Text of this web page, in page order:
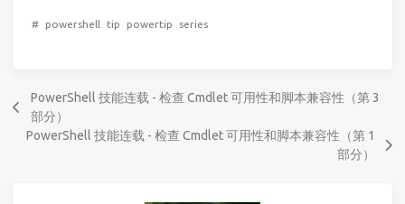
# powershell tip powertip series
PowerShell 技能连载 - 检查 Cmdlet 可用性和脚本兼容性（第 3
部分）
PowerShell 技能连载 - 检查 Cmdlet 可用性和脚本兼容性（第 1
部分）